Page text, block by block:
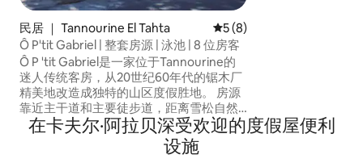
民居 ｜ Tannourine El Tahta 平均评分 5 分（满分 5 分）
5 (8)
Ô P'tit Gabriel | 整套房源 | 泳池 | 8 位房客
Ô P 'tit Gabriel是一家位于Tannourine的
迷人传统客房，从20世纪60年代的锯木厂
精美地改造成独特的山区度假胜地。 房源
靠近主干道和主要徒步道，距离雪松自然
保护区（Cedars Nature Reserve）、杜
马村（Douma village）和克法赫尔达瀑布
（Kfarhelda Waterfall）仅 10 分钟车程，
在卡夫尔·阿拉贝深受欢迎的度假屋便利
设施